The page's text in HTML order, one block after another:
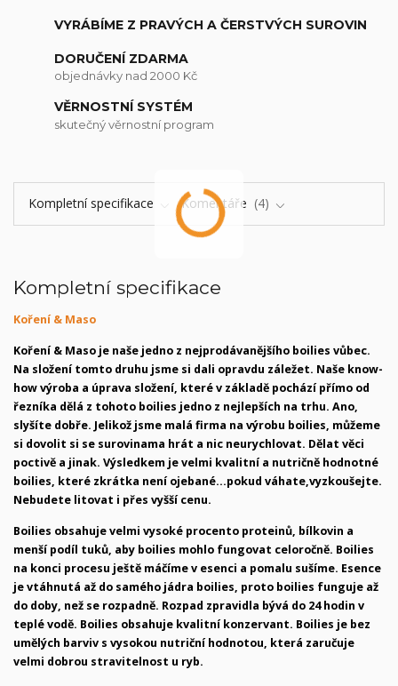
VYRÁBÍME Z PRAVÝCH A ČERSTVÝCH SUROVIN
DORUČENÍ ZDARMA
objednávky nad 2000 Kč
VĚRNOSTNÍ SYSTÉM
skutečný věrnostní program
Kompletní specifikace Komentáře 4
Kompletní specifikace
Koření & Maso
Koření & Maso je naše jedno z nejprodávanějšího boilies vůbec.
Na složení tomto druhu jsme si dali opravdu záležet. Naše know-
how výroba a úprava složení, které v základě pochází přímo od
řezníka dělá z tohoto boilies jedno z nejlepších na trhu. Ano,
slyšíte dobře. Jelikož jsme malá firma na výrobu boilies, můžeme
si dovolit si se surovinama hrát a nic neurychlovat. Dělat věci
poctivě a jinak. Výsledkem je velmi kvalitní a nutričně hodnotné
boilies, které zkrátka není ojebané...pokud váhate,vyzkoušejte.
Nebudete litovat i přes vyšší cenu.
Boilies obsahuje velmi vysoké procento proteinů, bílkovin a
menší podíl tuků, aby boilies mohlo fungovat celoročně. Boilies
na konci procesu ještě máčíme v esenci a pomalu sušíme. Esence
je vtáhnutá až do samého jádra boilies, proto boilies funguje až
do doby, než se rozpadně. Rozpad zpravidla bývá do 24 hodin v
teplé vodě. Boilies obsahuje kvalitní konzervant. Boilies je bez
umělých barviv s vysokou nutriční hodnotou, která zaručuje
velmi dobrou stravitelnost u ryb.